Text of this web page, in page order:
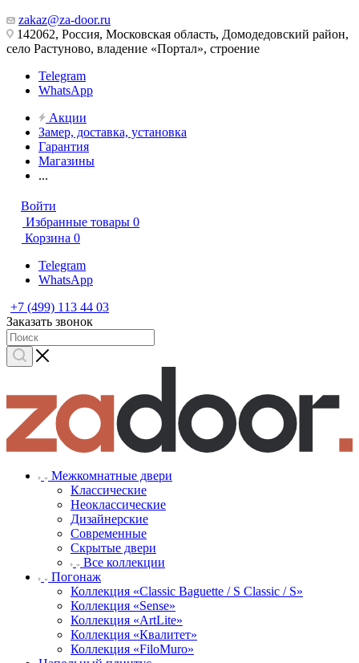
zakaz@za-door.ru
142062, Россия, Московская область, Домодедовский район,
село Растуново, владение «Портал», строение
Telegram
WhatsApp
Акции
Замер, доставка, установка
Гарантия
Магазины
...
Войти
Избранные товары 0
Корзина 0
Telegram
WhatsApp
+7 (499) 113 44 03
Заказать звонок
Межкомнатные двери
Классические
Неоклассические
Дизайнерские
Современные
Скрытые двери
Все коллекции
Погонаж
Коллекция «Classic Baguette / S Classic / S»
Коллекция «Sense»
Коллекция «ArtLite»
Коллекция «Квалитет»
Коллекция «FiloMuro»